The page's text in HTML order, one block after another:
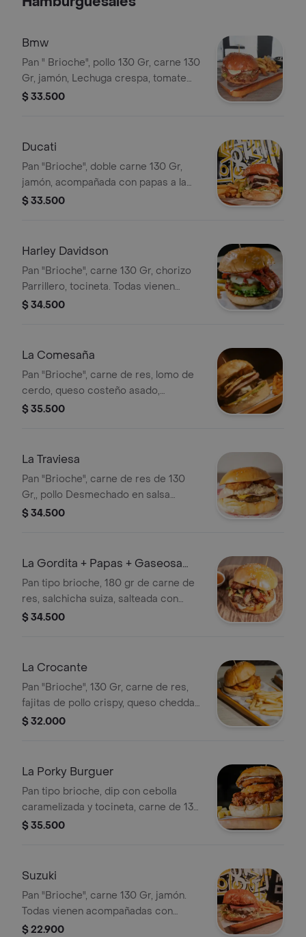
mayo cilantro, pollo en trocitos al grill
cebollera + Papas a la Francesa
Bmw
Pan " Brioche", pollo 130 Gr, carne 130
Gr, jamón, Lechuga crespa, tomate
milano, cebolla salteada, mozzarella y
francesa.
$ 33.500
Ducati
Pan "Brioche", doble carne 130 Gr,
jamón, acompañada con papas a la
francesa, Lechuga crespa, tomate
$ 33.500
Harley Davidson
Pan "Brioche", carne 130 Gr, chorizo
Parrillero, tocineta. Todas vienen
acompañadas con papas a la
salsa Gordales.
$ 34.500
La Comesaña
Pan "Brioche", carne de res, lomo de
cerdo, queso costeño asado,
chicharrón, jamón, salsa rosada de la
Todas vienen acompañadas con
$ 35.500
La Traviesa
Pan "Brioche", carne de res de 130
Gr,, pollo Desmechado en salsa
blanca, queso tipo cheddar, queso
casa, Todas vienen acompañadas con
papas a la francesa.
$ 34.500
La Gordita + Papas + Gaseosa
250ml
Pan tipo brioche, 180 gr de carne de
res, salchicha suiza, salteada con
pimentón, cebolla, dos aros de
Gaseosa coca cola S/A 250 ml.
$ 34.500
La Crocante
Pan "Brioche", 130 Gr, carne de res,
fajitas de pollo crispy, queso cheddar,
queso mozzarella, aros de cebolla,
papas a la francesa.
$ 32.000
La Porky Burguer
Pan tipo brioche, dip con cebolla
caramelizada y tocineta, carne de 130
gr, bondiola de cerdo desmechado al
Todas vienen acompañadas con
$ 35.500
Suzuki
Pan "Brioche", carne 130 Gr, jamón.
Todas vienen acompañadas con
papas a la francesa, Lechuga crespa,
$ 22.900